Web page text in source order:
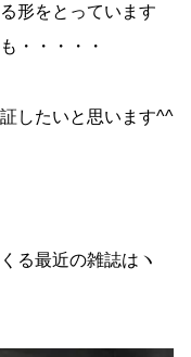
形をとっています
・・・・・
したいと思います^^
る最近の雑誌はヽ